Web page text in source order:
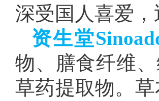
深受国人喜爱
资生堂
物、膳食纤维
草药提取物。